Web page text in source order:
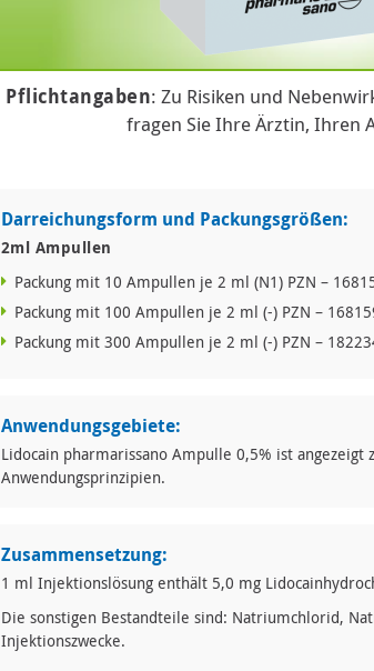
Pflichtangaben: Zu Risiken und
fragen Sie Ihre Ärztin, Ihren
Darreichungsform und Packungsgrößen:
2ml Ampullen
Packung mit 10 Ampullen je 2 ml (N1) PZN –
Packung mit 100 Ampullen je 2 ml (-) PZN –
Packung mit 300 Ampullen je 2 ml (-) PZN –
Anwendungsgebiete:
Lidocain pharmarissano Ampulle 0,5% ist
Anwendungsprinzipien.
Zusammensetzung:
1 ml Injektionslösung enthält 5,0 mg
Die sonstigen Bestandteile sind: Natriumchlorid,
Injektionszwecke.